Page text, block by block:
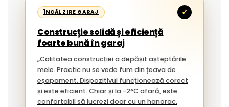
ÎNCĂLZIRE GARAJ ✓
Construcție solidă și eficiență
foarte bună în garaj
„Calitatea construcției a depășit așteptările
mele. Practic nu se vede fum din țeava de
eșapament. Dispozitivul funcționează corect
și este eficient. Chiar și la -2°C afară, este
confortabil să lucrezi doar cu un hanorac.